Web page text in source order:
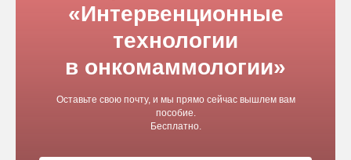
«Интервенционные
технологии
в онкомаммологии»
Оставьте свою почту, и мы прямо сейчас вышлем вам
пособие.
Бесплатно.